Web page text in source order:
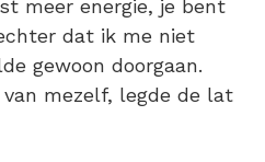
meer energie, je bent
dat ik me niet
gewoon doorgaan.
van mezelf, legde de lat